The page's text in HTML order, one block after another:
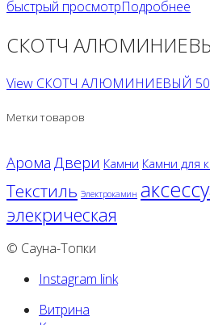
быстрый просмотрПодробнее
СКОТЧ
View СКОТЧ АЛЮМИНИЕВЫЙ
Метки товаров
Арома Двери Камни Камни для
Текстиль Электрокамин
элекрическая
© Сауна-Топки
Instagram link
Витрина